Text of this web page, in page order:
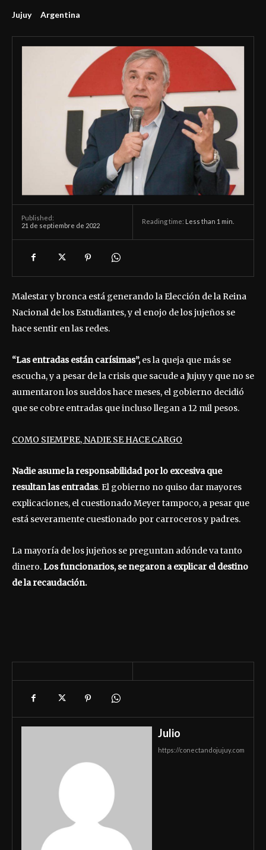
Jujuy Argentina
Published:
21 de septiembre de 2022
Reading time: Less than 1 min.
Malestar y bronca está generando la Elección de la Reina
Nacional de los Estudiantes, y el enojo de los jujeños se
hace sentir en las redes.
“Las entradas están carísimas”, es la queja que más se
escucha, y a pesar de la crisis que sacude a Jujuy y que no se
aumentaron los sueldos hace meses, el gobierno decidió
que se cobre entradas que incluso llegan a 12 mil pesos.
COMO SIEMPRE, NADIE SE HACE CARGO
Nadie asume la responsabilidad por lo excesiva que
resultan las entradas. El gobierno no quiso dar mayores
explicaciones, el cuestionado Meyer tampoco, a pesar que
está severamente cuestionado por carroceros y padres.
La mayoría de los jujeños se preguntan adónde va tanto
dinero. Los funcionarios, se negaron a explicar el destino
de la recaudación.
Julio
https://conectandojujuy.com